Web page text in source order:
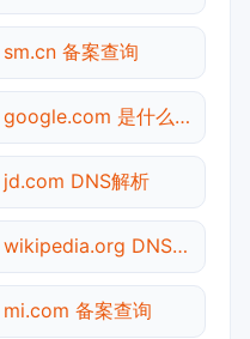
sm.cn 备案查询
google.com 是什么网站
jd.com DNS解析
wikipedia.org DNS解析
mi.com 备案查询